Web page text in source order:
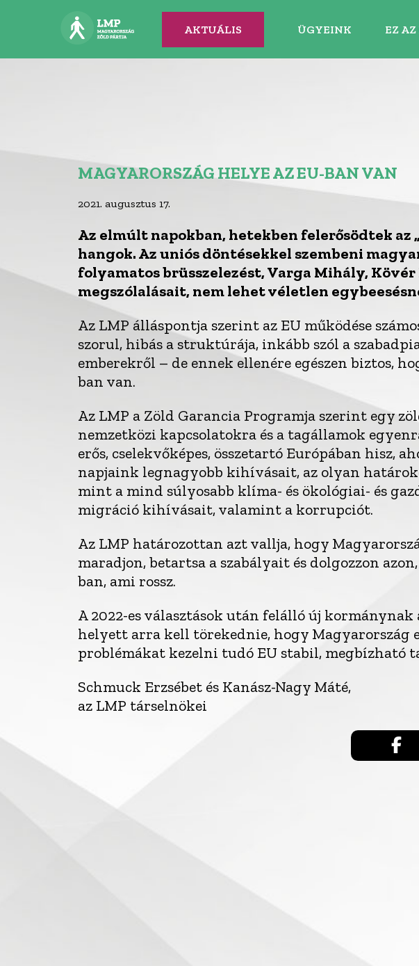
AKTUÁLIS ÜGYEINK EZ
MAGYARORSZÁG HELYE AZ EU-BAN VAN
2021. augusztus 17.
Az elmúlt napokban, hetekben felerősödtek az
hangok. Az uniós döntésekkel szembeni
folyamatos brüsszelezést, Varga Mihály, Kövér
megszólalásait, nem lehet véletlen
Az LMP álláspontja szerint az EU működése
szorul, hibás a struktúrája, inkább szól a
emberekről – de ennek ellenére egészen biztos,
ban van.
Az LMP a Zöld Garancia Programja szerint egy
nemzetközi kapcsolatokra és a tagállamok
erős, cselekvőképes, összetartó Európában hisz,
napjaink legnagyobb kihívásait, az olyan
mint a mind súlyosabb klíma- és ökológiai- és
migráció kihívásait, valamint a korrupciót.
Az LMP határozottan azt vallja, hogy
maradjon, betartsa a szabályait és dolgozzon
ban, ami rossz.
A 2022-es választások után felálló új
helyett arra kell törekednie, hogy Magyarország
problémákat kezelni tudó EU stabil, megbízható
Schmuck Erzsébet és Kanász-Nagy Máté,
az LMP társelnökei